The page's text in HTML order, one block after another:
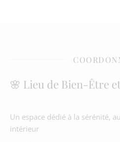
🌸 Lieu de Bien-Être
Un espace dédié à la sérénité,
intérieur